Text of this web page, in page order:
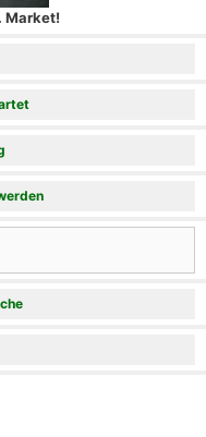
Market!